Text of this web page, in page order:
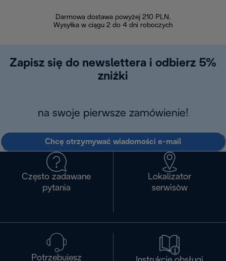
Darmowa dostawa powyżej 210 PLN.
Wysyłka w ciągu 2 do 4 dni roboczych
Zapisz się do newslettera i odbierz 5%
zniżki
na swoje pierwsze zamówienie!
Chcę otrzymywać wiadomości e-mail
Często zadawane
pytania
Lokalizator
serwisòw
Potrzebujesz